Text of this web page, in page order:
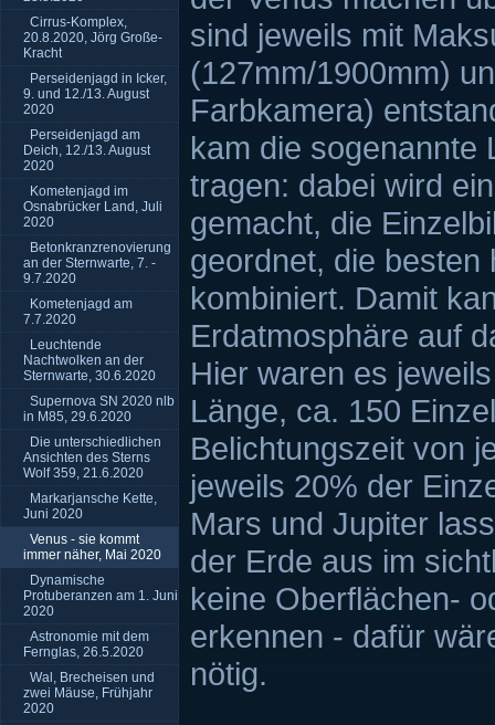
Cirrus-Komplex,
20.8.2020, Jörg Große-
Kracht
Perseidenjagd in Icker,
9. und 12./13. August
2020
Perseidenjagd am
Deich, 12./13. August
2020
Kometenjagd im
Osnabrücker Land, Juli
2020
Betonkranzrenovierung
an der Sternwarte, 7. -
9.7.2020
Kometenjagd am
7.7.2020
Leuchtende
Nachtwolken an der
Sternwarte, 30.6.2020
Supernova SN 2020 nlb
in M85, 29.6.2020
Die unterschiedlichen
Ansichten des Sterns
Wolf 359, 21.6.2020
Markarjansche Kette,
Juni 2020
Venus - sie kommt
immer näher, Mai 2020
Dynamische
Protuberanzen am 1. Juni
2020
Astronomie mit dem
Fernglas, 26.5.2020
Wal, Brecheisen und
zwei Mäuse, Frühjahr
2020
sind jeweils mit
(127mm/1900mm)
Farbkamera)
kam die sogenannte
tragen: dabei wird
gemacht, die
geordnet, die
kombiniert. Damit
Erdatmosphäre auf
Hier waren es
Länge, ca. 150
Belichtungszeit von
jeweils 20% der
Mars und Jupiter
der Erde aus im
keine Oberflächen-
erkennen - dafür
nötig.